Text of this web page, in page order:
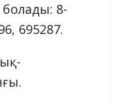
болады: 8-
695287.